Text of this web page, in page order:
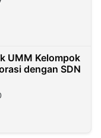
UMM Kelompok
dengan SDN